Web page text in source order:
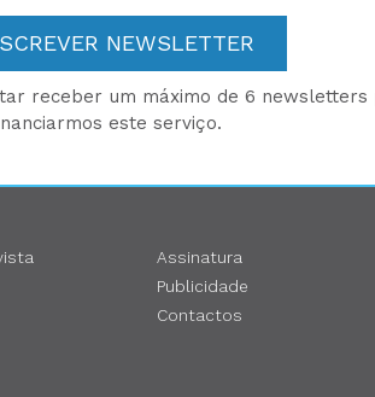
NEWSLETTER
receber um máximo de 6
este serviço.
Assinatura
Publicidade
Contactos